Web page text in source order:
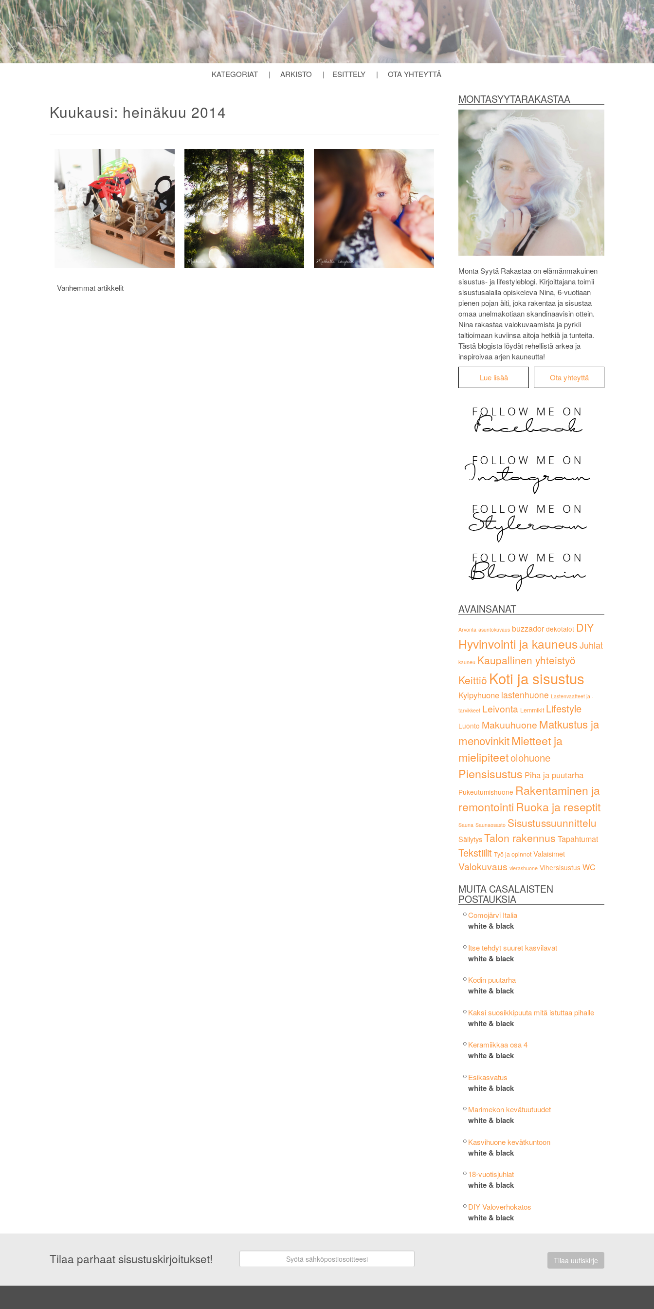
KATEGORIAT | ARKISTO | ESITTELY | OTA YHTEYTTÄ
MONTASYYTARAKASTAA
Monta Syytä Rakastaa on elämänmakuinen
sisustus- ja lifestyleblogi. Kirjoittajana toimii
sisustusalalla opiskeleva Nina, 6-vuotiaan
pienen pojan äiti, joka rakentaa ja sisustaa
omaa unelmakotiaan skandinaavisin ottein.
Nina rakastaa valokuvaamista ja pyrkii
taltioimaan kuviinsa aitoja hetkiä ja tunteita.
Tästä blogista löydät rehellistä arkea ja
inspiroivaa arjen kauneutta!
Lue lisää Ota yhteyttä
AVAINSANAT
Arvonta asuntokuvaus buzzador dekotalot DIY
Hyvinvointi ja kauneusJuhlat
kauneu Kaupallinen yhteistyö
Keittiö Koti ja sisustus
Kylpyhuone lastenhuone Lastenvaatteet ja -
tarvikkeet Leivonta Lemmikit Lifestyle
Luonto Makuuhuone Matkustus ja
menovinkitMietteet ja
mielipiteetolohuone
Piensisustus Piha ja puutarha
Pukeutumishuone Rakentaminen ja
remontointi Ruoka ja reseptit
Sauna Saunaosasto Sisustussuunnittelu
SäilytysTalon rakennus Tapahtumat
Tekstiilit Työ ja opinnot Valaisimet
Valokuvaus vierashuone Vihersisustus WC
MUITA CASALAISTEN
POSTAUKSIA
Comojärvi Italia
white & black
Itse tehdyt suuret kasvilavat
white & black
Kodin puutarha
white & black
Kaksi suosikkipuuta mitä istuttaa pihalle
white & black
Keramiikkaa osa 4
white & black
Esikasvatus
white & black
Marimekon kevätuutuudet
white & black
Kasvihuone kevätkuntoon
white & black
18-vuotisjuhlat
white & black
DIY Valoverhokatos
white & black
Kuukausi: heinäkuu 2014
Artikkelien
Vanhemmat artikkelit
Tilaa parhaat sisustuskirjoitukset! Tilaa uutiskirje